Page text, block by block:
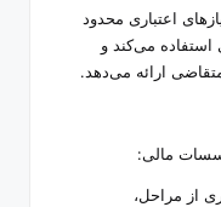
اعتباری محدود
استفاده می‌کند و
ارائه می‌دهد.
مالی:
از مراحل،